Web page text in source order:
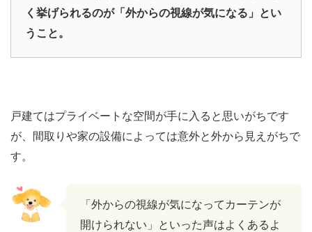
く挙げられるのが「外からの視線が気になる」とい
うこと。
戸建てはプライベートな空間が手に入ると思いがちです
が、間取りや家の設備によっては意外と外から見えがちで
す。
「外からの視線が気になってカーテンが
開けられない」といった声はよくあるよ